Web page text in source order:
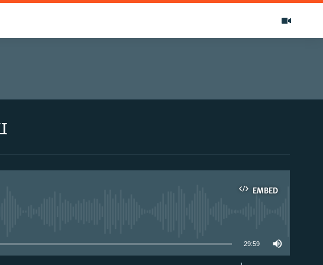
EMBED
29:59